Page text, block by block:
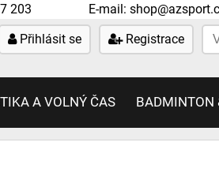
203 E-mail:
Přihlásit se
Registrace
A VOLNÝ ČAS BADMINTON